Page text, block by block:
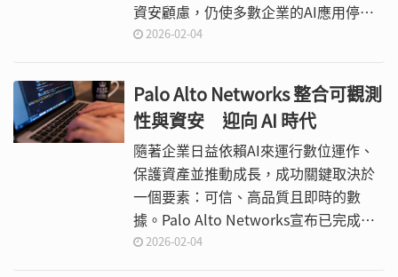
資安顧慮，仍使多數企業的AI應用停留
在概念驗證階段。台灣企業數據治理與
出，企業AI能否真正落地，關鍵在於是
否具備能整合既有資料、並直接銜接實
際工作流程的應用層。
2026-02-04
Palo Alto Networks 整合可觀測
性與資安 迎向 AI 時代
隨著企業日益依賴AI來運行數位運作、
保護資產並推動成長，成功關鍵取決於
一個要素：可信、高品質且即時的數
據。Palo Alto Networks宣布已完成對
Chronosphere的收購，解決了AI時代的
2026-02-04